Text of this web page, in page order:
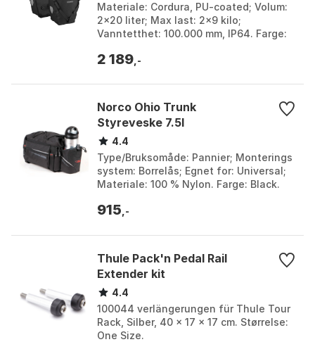
Materiale: Cordura, PU-coated; Volum:
2x20 liter; Max last: 2x9 kilo;
Vanntetthet: 100.000 mm, IP64. Farge:
2 189 ,-
Norco Ohio Trunk
Styreveske 7.5l
4.4
Type/Bruksomåde: Pannier; Monterings
system: Borrelås; Egnet for: Universal;
Materiale: 100 % Nylon. Farge: Black.
915 ,-
Thule Pack'n Pedal Rail
Extender kit
4.4
100044 verlängerungen für Thule Tour
Rack, Silber, 40 x 17 x 17 cm. Størrelse:
One Size.